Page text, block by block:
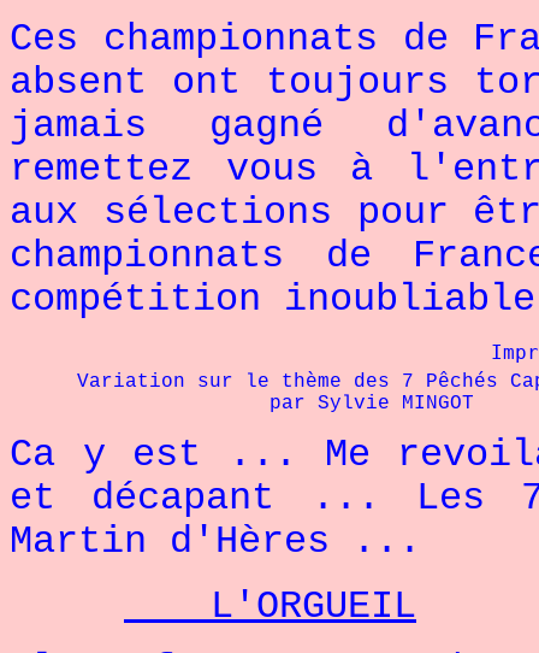
Ces championnats de
absent ont toujours
jamais gagné
remettez vous à
aux sélections pour
championnats de
compétition
Variation sur le thème des 7 Pêchés
par Sylvie MINGOT
Ca y est ... Me revoilà
et décapant ... Les
Martin d'Hères ...
L'ORGUEIL